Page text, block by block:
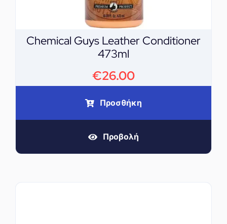
Chemical Guys Leather Conditioner
473ml
€26.00
Προσθήκη
Προβολή